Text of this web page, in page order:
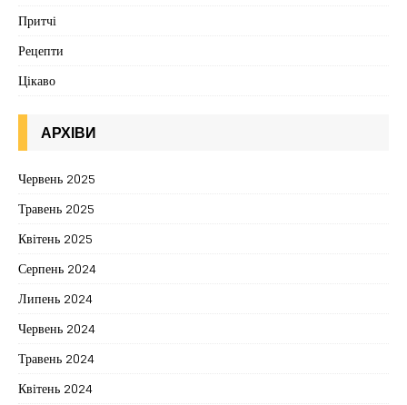
Притчі
Рецепти
Цікаво
АРХІВИ
Червень 2025
Травень 2025
Квітень 2025
Серпень 2024
Липень 2024
Червень 2024
Травень 2024
Квітень 2024